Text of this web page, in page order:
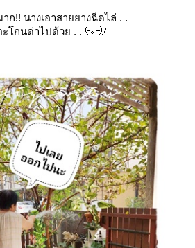
!! นางเอาสายยางฉีดไล่ . .
โกนด่าไปด้วย . .